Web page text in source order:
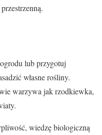
lub przygotuj
własne rośliny.
warzywa jak rzodkiewka,
wiedzę biologiczną